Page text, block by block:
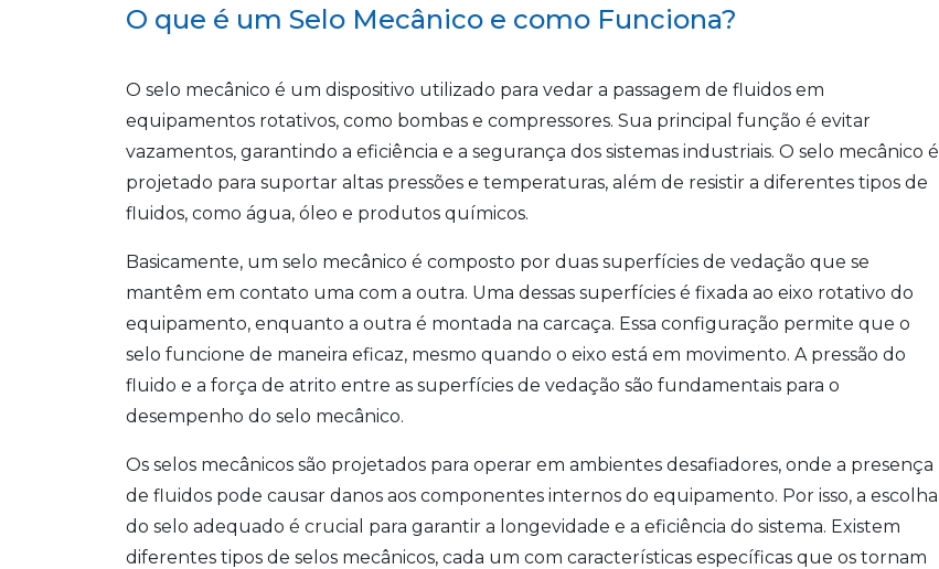
O que é um Selo Mecânico e como Funciona?
O selo mecânico é um dispositivo utilizado para vedar a passagem de fluidos em
equipamentos rotativos, como bombas e compressores. Sua principal função é evitar
vazamentos, garantindo a eficiência e a segurança dos sistemas industriais. O selo mecânico é
projetado para suportar altas pressões e temperaturas, além de resistir a diferentes tipos de
fluidos, como água, óleo e produtos químicos.
Basicamente, um selo mecânico é composto por duas superfícies de vedação que se
mantêm em contato uma com a outra. Uma dessas superfícies é fixada ao eixo rotativo do
equipamento, enquanto a outra é montada na carcaça. Essa configuração permite que o
selo funcione de maneira eficaz, mesmo quando o eixo está em movimento. A pressão do
fluido e a força de atrito entre as superfícies de vedação são fundamentais para o
desempenho do selo mecânico.
Os selos mecânicos são projetados para operar em ambientes desafiadores, onde a presença
de fluidos pode causar danos aos componentes internos do equipamento. Por isso, a escolha
do selo adequado é crucial para garantir a longevidade e a eficiência do sistema. Existem
diferentes tipos de selos mecânicos, cada um com características específicas que os tornam